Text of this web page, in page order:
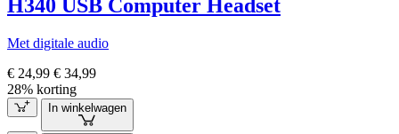
H340 USB Computer Headset
Met digitale audio
€ 24,99 € 34,99
28% korting
In winkelwagen